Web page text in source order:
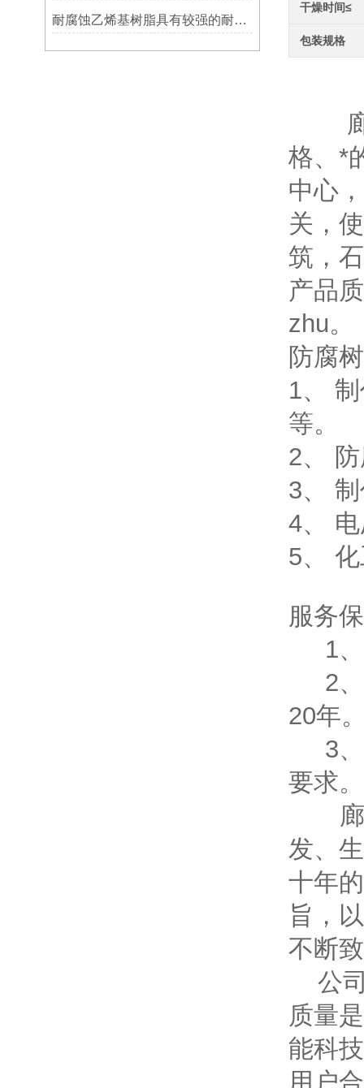
耐腐蚀乙烯基树脂具有较强的耐腐蚀性能
干燥时间≤
包装规格
廊坊
格、*
中心
关，
筑，
产品
zhu。
防腐
1、
等。
2、
3、
4、
5、
服务
1、
2、
20年
3、
要求。
廊坊
发、
十年
旨，
不断
公司
质量
能科
用户